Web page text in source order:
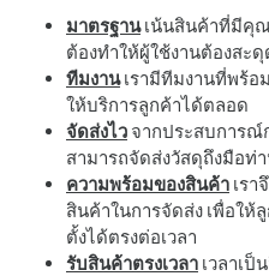
มาตรฐานเน้นสินค้าที่มีคุณ
ต้องทำให้ผู้ใช้งานต้องสะ
ทีมงานเรามีทีมงานที่พร้อ
ให้บริการลูกค้าได้ตลอด
จัดส่งไว จากประสบการณ์
สามารถจัดส่งวัสดุถึงมือท่
ความพร้อมของสินค้า เร
สินค้าในการจัดส่ง เพื่อใ
ตั้งได้ตรงต่อเวลา
รับสินค้าตรงเวลา เวลาเ